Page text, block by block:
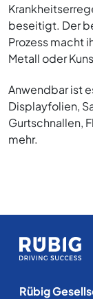
beseitigt. Der
Prozess macht
Metall oder
Anwendbar ist
Displayfolien,
Gurtschnallen,
mehr.
Rübig